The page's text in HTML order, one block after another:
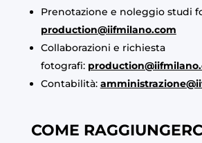
Prenotazione e noleggio studi
production@iifmilano.com
Collaborazioni e richiesta
fotografi:
Contabilità:
COME